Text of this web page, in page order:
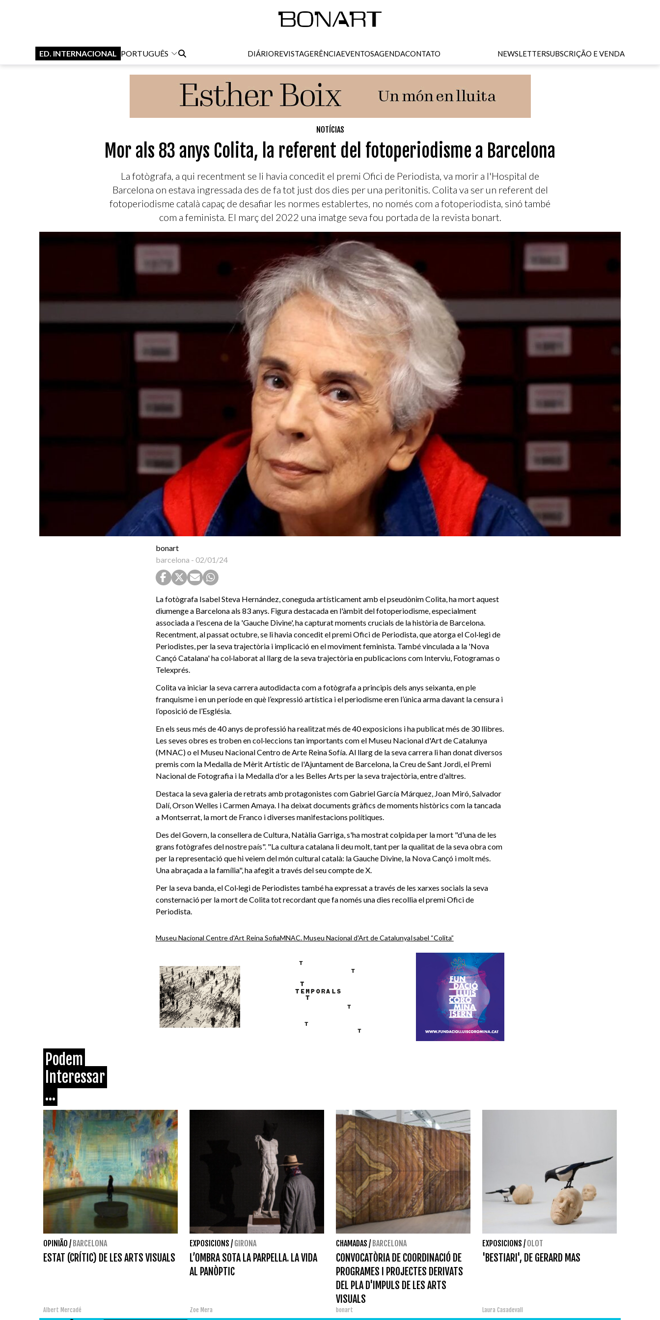
ED. INTERNACIONAL PORTUGUÊS DIÁRIOREVISTAGERÊNCIAEVENTOSAGENDACONTATO NEWSLETTERSUBSCRIÇÃO E VENDA
NOTÍCIAS
Mor als 83 anys Colita, la referent del fotoperiodisme a Barcelona
La fotògrafa, a qui recentment se li havia concedit el premi Ofici de Periodista, va morir a l'Hospital de
Barcelona on estava ingressada des de fa tot just dos dies per una peritonitis. Colita va ser un referent del
fotoperiodisme català capaç de desafiar les normes establertes, no només com a fotoperiodista, sinó també
com a feminista. El març del 2022 una imatge seva fou portada de la revista bonart.
bonart
barcelona - 02/01/24
La fotògrafa Isabel Steva Hernández, coneguda artísticament amb el pseudònim Colita, ha mort aquest
diumenge a Barcelona als 83 anys. Figura destacada en l'àmbit del fotoperiodisme, especialment
associada a l'escena de la 'Gauche Divine', ha capturat moments crucials de la història de Barcelona.
Recentment, al passat octubre, se li havia concedit el premi Ofici de Periodista, que atorga el Col·legi de
Periodistes, per la seva trajectòria i implicació en el moviment feminista. També vinculada a la 'Nova
Cançó Catalana' ha col·laborat al llarg de la seva trajectòria en publicacions com Interviu, Fotogramas o
Telexprés.
Colita va iniciar la seva carrera autodidacta com a fotògrafa a principis dels anys seixanta, en ple
franquisme i en un període en què l’expressió artística i el periodisme eren l’única arma davant la censura i
l’oposició de l’Església.
En els seus més de 40 anys de professió ha realitzat més de 40 exposicions i ha publicat més de 30 llibres.
Les seves obres es troben en col·leccions tan importants com el Museu Nacional d'Art de Catalunya
(MNAC) o el Museu Nacional Centro de Arte Reina Sofía. Al llarg de la seva carrera li han donat diversos
premis com la Medalla de Mèrit Artístic de l'Ajuntament de Barcelona, la Creu de Sant Jordi, el Premi
Nacional de Fotografia i la Medalla d'or a les Belles Arts per la seva trajectòria, entre d'altres.
Destaca la seva galeria de retrats amb protagonistes com Gabriel García Márquez, Joan Miró, Salvador
Dalí, Orson Welles i Carmen Amaya. I ha deixat documents gràfics de moments històrics com la tancada
a Montserrat, la mort de Franco i diverses manifestacions polítiques.
Des del Govern, la consellera de Cultura, Natàlia Garriga, s'ha mostrat colpida per la mort "d'una de les
grans fotògrafes del nostre país". "La cultura catalana li deu molt, tant per la qualitat de la seva obra com
per la representació que hi veiem del món cultural català: la Gauche Divine, la Nova Cançó i molt més.
Una abraçada a la família", ha afegit a través del seu compte de X.
Per la seva banda, el Col·legi de Periodistes també ha expressat a través de les xarxes socials la seva
consternació per la mort de Colita tot recordant que fa només una dies recollia el premi Ofici de
Periodista.
Museu Nacional Centre d'Art Reina SofiaMNAC. Museu Nacional d'Art de CatalunyaIsabel “Colita”
Podem
Interessar
...
OPINIÃO / BARCELONA
ESTAT (CRÍTIC) DE LES ARTS VISUALS
Albert Mercadé
EXPOSICIONS / GIRONA
L’OMBRA SOTA LA PARPELLA. LA VIDA
AL PANÒPTIC
Zoe Mera
CHAMADAS / BARCELONA
CONVOCATÒRIA DE COORDINACIÓ DE
PROGRAMES I PROJECTES DERIVATS
DEL PLA D'IMPULS DE LES ARTS
VISUALS
bonart
EXPOSICIONS / OLOT
'BESTIARI', DE GERARD MAS
Laura Casadevall